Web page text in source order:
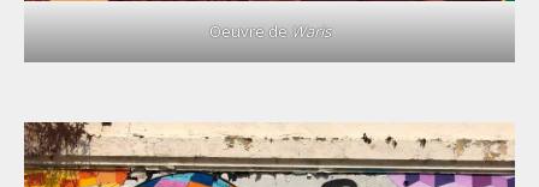
Oeuvre de Waris